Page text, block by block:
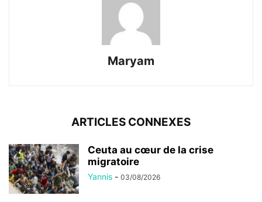
Maryam
ARTICLES CONNEXES
Ceuta au cœur de la crise
migratoire
Yannis - 03/08/2026